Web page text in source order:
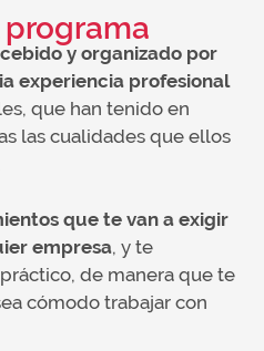
programa
y organizado por
experiencia profesional
que han tenido en
las cualidades que ellos
que te van a exigir
empresa, y te
de manera que te
cómodo trabajar con